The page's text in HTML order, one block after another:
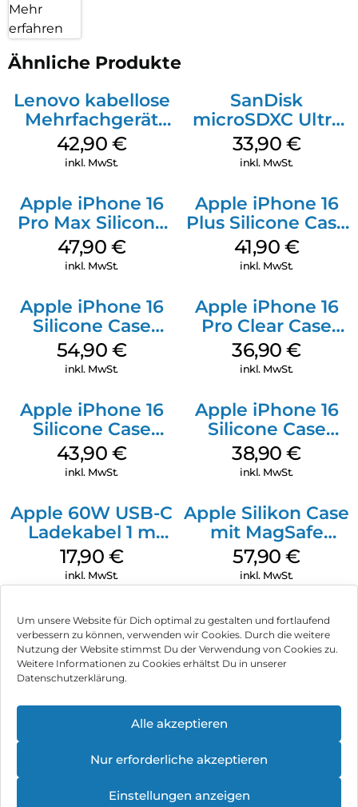
Um unsere Website für Dich optimal zu gestalten und fortlaufend
verbessern zu können, verwenden wir Cookies. Durch die weitere
Nutzung der Website stimmst Du der Verwendung von Cookies zu.
Weitere Informationen zu Cookies erhältst Du in unserer
Datenschutzerklärung.
Alle akzeptieren
Nur erforderliche akzeptieren
Einstellungen anzeigen
Mehr
erfahren
Ähnliche Produkte
Lenovo kabellose
Mehrfachgerät
Luna Grey
42,90 €
inkl. MwSt.
SanDisk
microSDXC Ultra
128 GB + Adapter
Mobile
33,90 €
inkl. MwSt.
Apple iPhone 16
Pro Max Silicone
Case MagSafe
Black
47,90 €
inkl. MwSt.
Apple iPhone 16
Plus Silicone Case
MagSafe Stone
Gray
41,90 €
inkl. MwSt.
Apple iPhone 16
Silicone Case
MagSafe Black
54,90 €
inkl. MwSt.
Apple iPhone 16
Pro Clear Case
MagSafe
Transparent
36,90€
inkl. MwSt.
Apple iPhone 16
Silicone Case
MagSafe Plum
43,90 €
inkl. MwSt.
Apple iPhone 16
Silicone Case
MagSafe
Ultramarine
38,90€
inkl. MwSt.
Apple 60W USB-C
Ladekabel 1 m
Weiß
17,90 €
inkl. MwSt.
Apple Silikon Case
mit MagSafe
iPhone 14 Pro
(PRODUCT)RED
57,90€
inkl. MwSt.
Impressum
Hinweis zur Batterieentsorgung